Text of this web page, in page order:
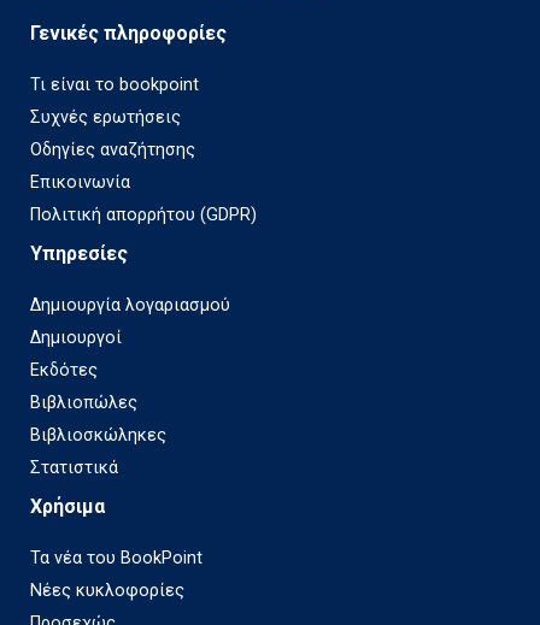
Γενικές πληροφορίες
Τι είναι το bookpoint
Συχνές ερωτήσεις
Οδηγίες αναζήτησης
Επικοινωνία
Πολιτική απορρήτου (GDPR)
Υπηρεσίες
Δημιουργία λογαριασμού
Δημιουργοί
Εκδότες
Βιβλιοπώλες
Βιβλιοσκώληκες
Στατιστικά
Χρήσιμα
Τα νέα του BookPoint
Νέες κυκλοφορίες